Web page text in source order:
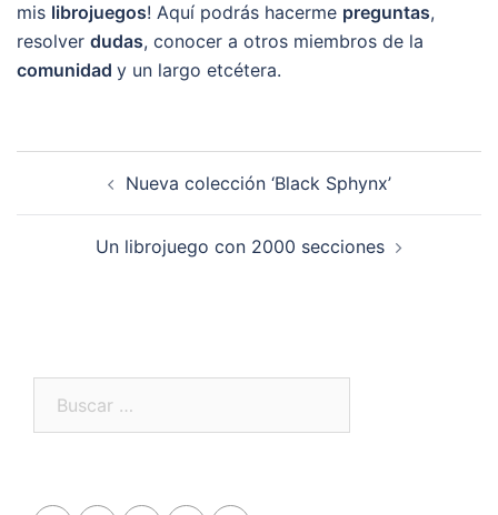
mis librojuegos! Aquí podrás hacerme preguntas,
resolver dudas, conocer a otros miembros de la
comunidad y un largo etcétera.
Nueva colección ‘Black Sphynx’
Un librojuego con 2000 secciones